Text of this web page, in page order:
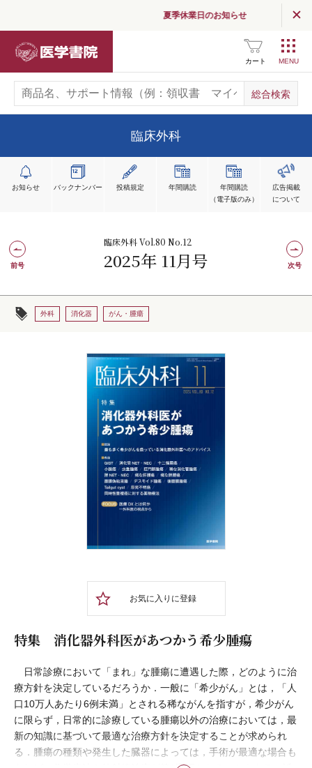
夏季休業日のお知らせ
カート
臨床外科
お知らせ バックナンバー 投稿規定 年間購読
年間購読
（電子版のみ）
広告掲載
について
臨床外科 Vol.80 No.12
2025年 11月号
前号 次号
外科 消化器 がん・腫瘍
お気に入りに登録
特集 消化器外科医があつかう希少腫瘍
日常診療において「まれ」な腫瘍に遭遇した際，どのように治
療方針を決定しているだろうか．一般に「希少がん」とは，「人
口10万人あたり6例未満」とされる稀ながんを指すが，希少がん
に限らず，日常的に診療している腫瘍以外の治療においては，最
新の知識に基づいて最適な治療方針を決定することが求められ
る．腫瘍の種類や発生した臓器によっては，手術が最適な場合も